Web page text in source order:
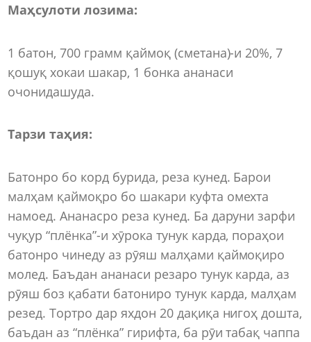
Маҳсулоти лозима:
1 батон, 700 грамм қаймоқ (сметана)-и 20%, 7
қошуқ хокаи шакар, 1 бонка ананаси
очонидашуда.
Тарзи таҳия:
Батонро бо корд бурида, реза кунед. Барои
малҳам қаймоқро бо шакари куфта омехта
намоед. Ананасро реза кунед. Ба даруни зарфи
чуқур “плёнка”-и хӯрока тунук карда, пораҳои
батонро чинеду аз рӯяш малҳами қаймоқиро
молед. Баъдан ананаси резаро тунук карда, аз
рӯяш боз қабати батониро тунук карда, малҳам
резед. Тортро дар яхдон 20 дақиқа нигоҳ дошта,
баъдан аз “плёнка” гирифта, ба рӯи табақ чаппа